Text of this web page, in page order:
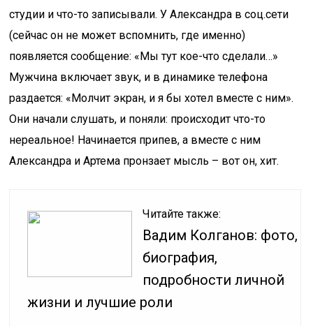
студии и что-то записывали. У Александра в соц.сети
(сейчас он не может вспомнить, где именно)
появляется сообщение: «Мы тут кое-что сделали…»
Мужчина включает звук, и в динамике телефона
раздается: «Молчит экран, и я бы хотел вместе с ним».
Они начали слушать, и поняли: происходит что-то
нереальное! Начинается припев, а вместе с ним
Александра и Артема пронзает мысль – вот он, хит.
Читайте также:
Вадим Колганов: фото,
биография,
подробности личной
жизни и лучшие роли